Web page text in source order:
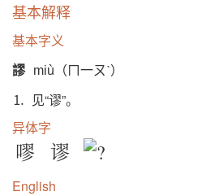
基本解释
基本字义
謬
miù（ㄇ一ㄡˋ）
⒈ 见“谬”。
异体字
嘐 谬
English